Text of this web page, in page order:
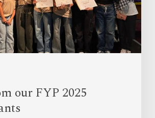
our FYP 2025